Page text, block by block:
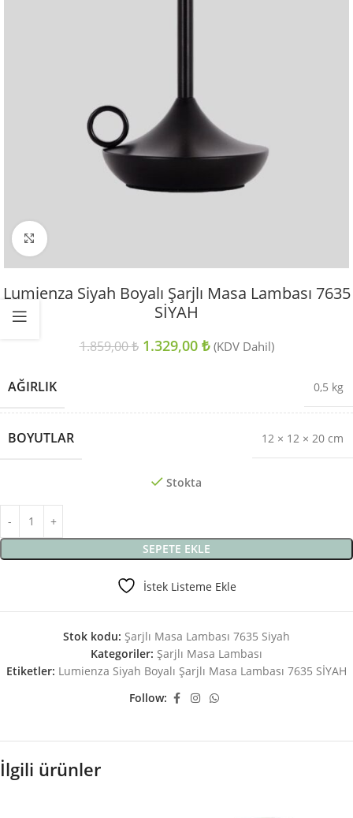
Büyütmek için tıklayın
Lumienza Siyah Boyalı Şarjlı Masa Lambası 7635
SİYAH
1.859,00₺ 1.329,00 ₺ (KDV Dahil)
AĞIRLIK 0,5 kg
BOYUTLAR 12 × 12 × 20 cm
Stokta
SEPETE EKLE
İstek Listeme Ekle
Stok kodu: Şarjlı Masa Lambası 7635 Siyah
Kategoriler: Şarjlı Masa Lambası
Etiketler: Lumienza Siyah Boyalı Şarjlı Masa Lambası 7635 SİYAH
Follow:
İlgili ürünler